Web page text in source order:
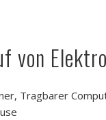
von
Tragbarer